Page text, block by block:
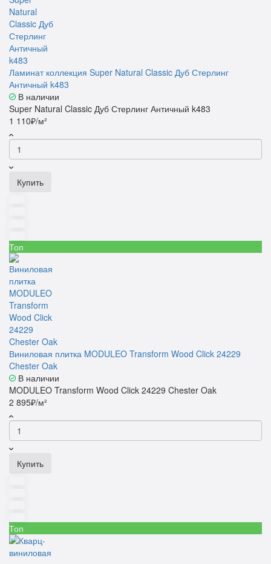
Ламинат коллекция Super Natural Classic Дуб Стерлинг
Античный k483
В наличии
Super Natural Classic Дуб Стерлинг Античный k483
1 110₽/м²
Купить
Топ
Виниловая плитка MODULEO Transform Wood Click 24229
Chester Oak
В наличии
MODULEO Transform Wood Click 24229 Chester Oak
2 895₽/м²
Купить
Топ